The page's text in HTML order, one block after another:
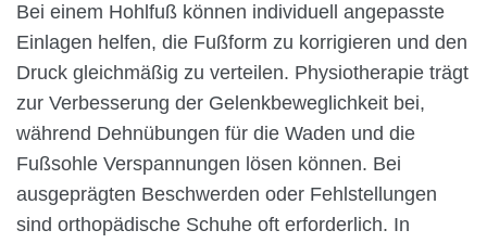
Bei einem Hohlfuß können individuell angepasste
Einlagen helfen, die Fußform zu korrigieren und den
Druck gleichmäßig zu verteilen. Physiotherapie trägt
zur Verbesserung der Gelenkbeweglichkeit bei,
während Dehnübungen für die Waden und die
Fußsohle Verspannungen lösen können. Bei
ausgeprägten Beschwerden oder Fehlstellungen
sind orthopädische Schuhe oft erforderlich. In